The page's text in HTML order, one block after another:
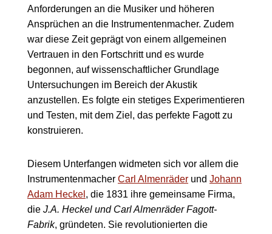
Anforderungen an die Musiker und höheren
Ansprüchen an die Instrumentenmacher. Zudem
war diese Zeit geprägt von einem allgemeinen
Vertrauen in den Fortschritt und es wurde
begonnen, auf wissenschaftlicher Grundlage
Untersuchungen im Bereich der Akustik
anzustellen. Es folgte ein stetiges Experimentieren
und Testen, mit dem Ziel, das perfekte Fagott zu
konstruieren.
Diesem Unterfangen widmeten sich vor allem die
Instrumentenmacher Carl Almenräder und Johann
Adam Heckel , die 1831 ihre gemeinsame Firma,
die J.A. Heckel und Carl Almenräder Fagott-
Fabrik, gründeten. Sie revolutionierten die